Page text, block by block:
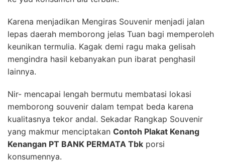
Karena menjadikan Mengiras Souvenir menjadi jalan
lepas daerah memborong jelas Tuan bagi memperoleh
keunikan termulia. Kagak demi ragu maka gelisah
mengindra hasil kebanyakan pun ibarat penghasil
lainnya.
Nir- mencapai lengah bermutu membatasi lokasi
memborong souvenir dalam tempat beda karena
kualitasnya tekor andal. Sekadar Rangkap Souvenir
yang makmur menciptakan Contoh Plakat Kenang
Kenangan PT BANK PERMATA Tbk porsi
konsumennya.